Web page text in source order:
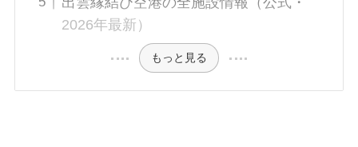
2026年最新）
もっと見る